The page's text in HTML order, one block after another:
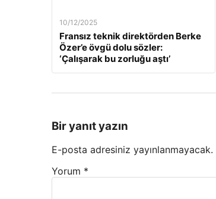
10/12/2025
Fransız teknik direktörden Berke
Özer’e övgü dolu sözler:
‘Çalışarak bu zorluğu aştı’
Bir yanıt yazın
E-posta adresiniz yayınlanmayacak.
Yorum *